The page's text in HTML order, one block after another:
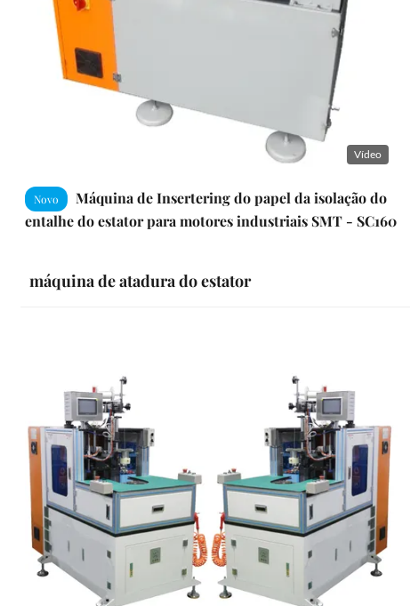
Vídeo
Novo
Máquina de Insertering do papel da isolação do
entalhe do estator para motores industriais SMT - SC160
máquina de atadura do estator